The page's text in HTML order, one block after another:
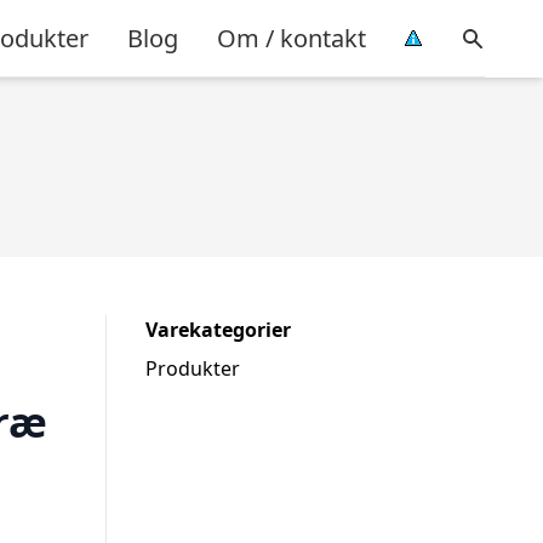
Blog Om / kontakt
Varekategorier
Produkter